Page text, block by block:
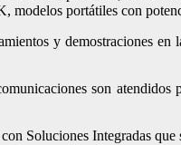
modelos portátiles con
y demostraciones en
son
Soluciones Integradas que